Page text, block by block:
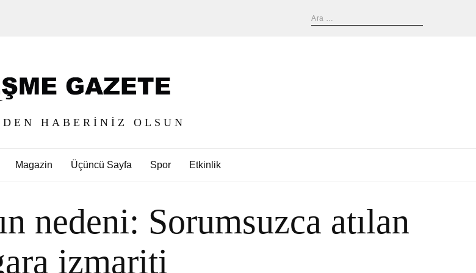
HABERINIZ OLSUN
Magazin Üçüncü Sayfa Spor Etkinlik
nedeni: Sorumsuzca atılan
izmariti